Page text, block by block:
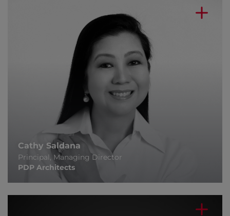
Cathy Saldana
Principal, Managing Director
PDP Architects